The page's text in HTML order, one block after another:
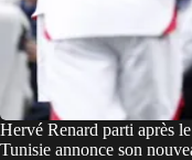
Hervé Renard parti après
Tunisie annonce son